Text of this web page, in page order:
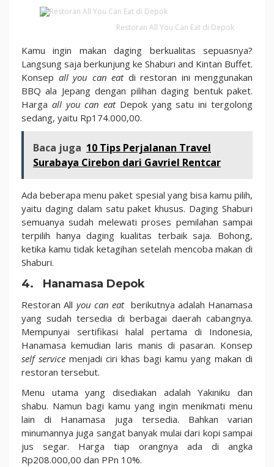
Restoran All You Can Eat di Depok
Kamu ingin makan daging berkualitas sepuasnya?
Langsung saja berkunjung ke Shaburi and Kintan Buffet.
Konsep all you can eat di restoran ini menggunakan
BBQ ala Jepang dengan pilihan daging bentuk paket.
Harga all you can eat Depok yang satu ini tergolong
sedang, yaitu Rp174.000,00.
Baca juga 10 Tips Perjalanan Travel
Surabaya Cirebon dari Gavriel Rentcar
Ada beberapa menu paket spesial yang bisa kamu pilih,
yaitu daging dalam satu paket khusus. Daging Shaburi
semuanya sudah melewati proses pemilahan sampai
terpilih hanya daging kualitas terbaik saja. Bohong,
ketika kamu tidak ketagihan setelah mencoba makan di
Shaburi.
4. Hanamasa Depok
Restoran All you can eat berikutnya adalah Hanamasa
yang sudah tersedia di berbagai daerah cabangnya.
Mempunyai sertifikasi halal pertama di Indonesia,
Hanamasa kemudian laris manis di pasaran. Konsep
self service menjadi ciri khas bagi kamu yang makan di
restoran tersebut.
Menu utama yang disediakan adalah Yakiniku dan
shabu. Namun bagi kamu yang ingin menikmati menu
lain di Hanamasa juga tersedia. Bahkan varian
minumannya juga sangat banyak mulai dari kopi sampai
jus segar. Harga tiap orangnya ada di angka
Rp208.000,00 dan PPn 10%.